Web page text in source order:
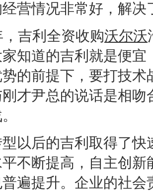
营情况非常好，解
吉利 全资收购沃尔沃
知道的吉利 就是便宜
的前提下，要打技
才尹总的说话是相
以后的吉利 取得了快
不断提高，自主创
遍提升。企业的社